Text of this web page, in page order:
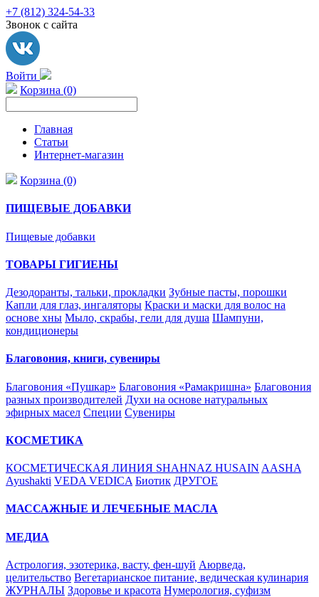
+7 (812) 324-54-33
Звонок с сайта
Войти
Корзина (0)
Главная
Статьи
Интернет-магазин
Корзина (0)
ПИЩЕВЫЕ ДОБАВКИ
Пищевые добавки
ТОВАРЫ ГИГИЕНЫ
Дезодоранты, тальки, прокладки Зубные пасты, порошки
Капли для глаз, ингаляторы Краски и маски для волос на
основе хны Мыло, скрабы, гели для душа Шампуни,
кондиционеры
Благовония, книги, сувениры
Благовония «Пушкар» Благовония «Рамакришна» Благовония
разных производителей Духи на основе натуральных
эфирных масел Специи Сувениры
КОСМЕТИКА
КОСМЕТИЧЕСКАЯ ЛИНИЯ SHAHNAZ HUSAIN AASHA
Ayushakti VEDA VEDICA Биотик ДРУГОЕ
МАССАЖНЫЕ И ЛЕЧЕБНЫЕ МАСЛА
МЕДИА
Астрология, эзотерика, васту, фен-шуй Аюрведа,
целительство Вегетарианское питание, ведическая кулинария
ЖУРНАЛЫ Здоровье и красота Нумерология, суфизм